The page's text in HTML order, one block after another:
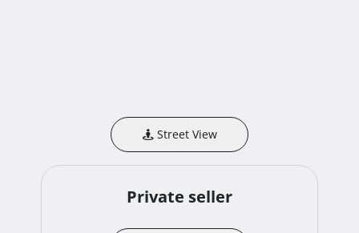
Street View
Private seller